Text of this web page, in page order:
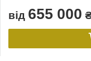
від 655 000